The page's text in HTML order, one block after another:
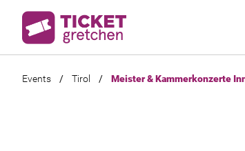
Events / Tirol / Meister & Kammerkonzerte